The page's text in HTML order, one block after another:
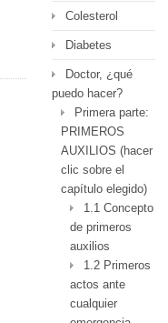
Colesterol
Diabetes
Doctor, ¿qué
puedo hacer?
Primera parte:
PRIMEROS
AUXILIOS (hacer
clic sobre el
capítulo elegido)
1.1 Concepto
de primeros
auxilios
1.2 Primeros
actos ante
cualquier